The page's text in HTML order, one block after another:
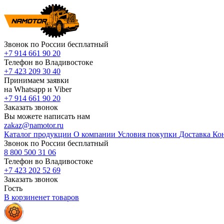
Звонок по России бесплатный
+7 914 661 90 20
Телефон во Владивостоке
+7 423 209 30 40
Принимаем заявки
на Whatsapp и Viber
+7 914 661 90 20
Заказать звонок
Вы можете написать нам
zakaz@namotor.ru
Каталог продукции О компании Условия покупки Доставка
Звонок по России бесплатный
8 800 500 31 06
Телефон во Владивостоке
+7 423 202 52 69
Заказать звонок
Гость
В корзиненет товаров